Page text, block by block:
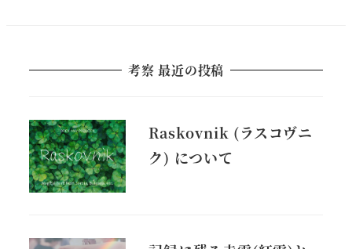
考察 最近の投稿
Raskovnik (ラスコヴニ
ク) について